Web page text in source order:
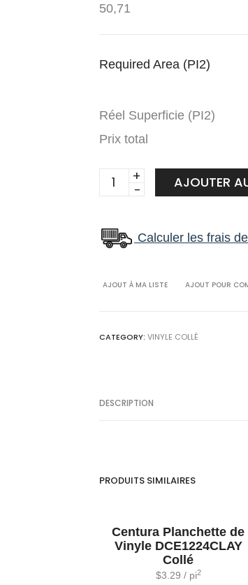
50,71
Required Area (PI2)
Réel Superficie (PI2)
Prix total
Toucan
Planchette
Vinyle
collé
5mm
AJOUTER
Calculer les frais
AJOUT À MA LISTE AJOUT POUR
CATEGORY: VINYLE COLLÉ
DESCRIPTION
PRODUITS SIMILAIRES
Centura Planchette de
Vinyle DCE1224CLAY
Collé
$3.29 / pi2